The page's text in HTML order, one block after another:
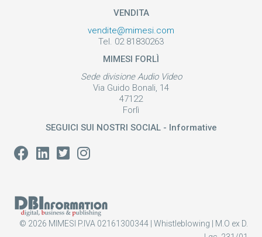
VENDITA
vendite@mimesi.com
Tel. 02 81830263
MIMESI FORLÌ
Sede divisione Audio Video
Via Guido Bonali, 14
47122
Forlì
SEGUICI SUI NOSTRI SOCIAL - Informative
© 2026 MIMESI P.IVA 02161300344 | Whistleblowing
M.O ex D.